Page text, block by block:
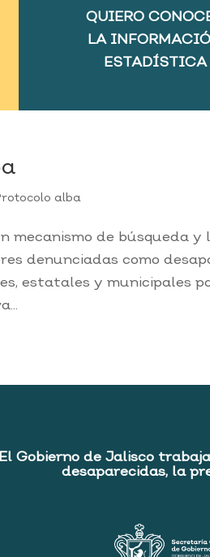
QUIERO
LA
ESTADÍSTICA
alba
mecanismo de búsqueda
denunciadas como
estatales y municipales
El Gobierno de Jalisco
desaparecidas, la